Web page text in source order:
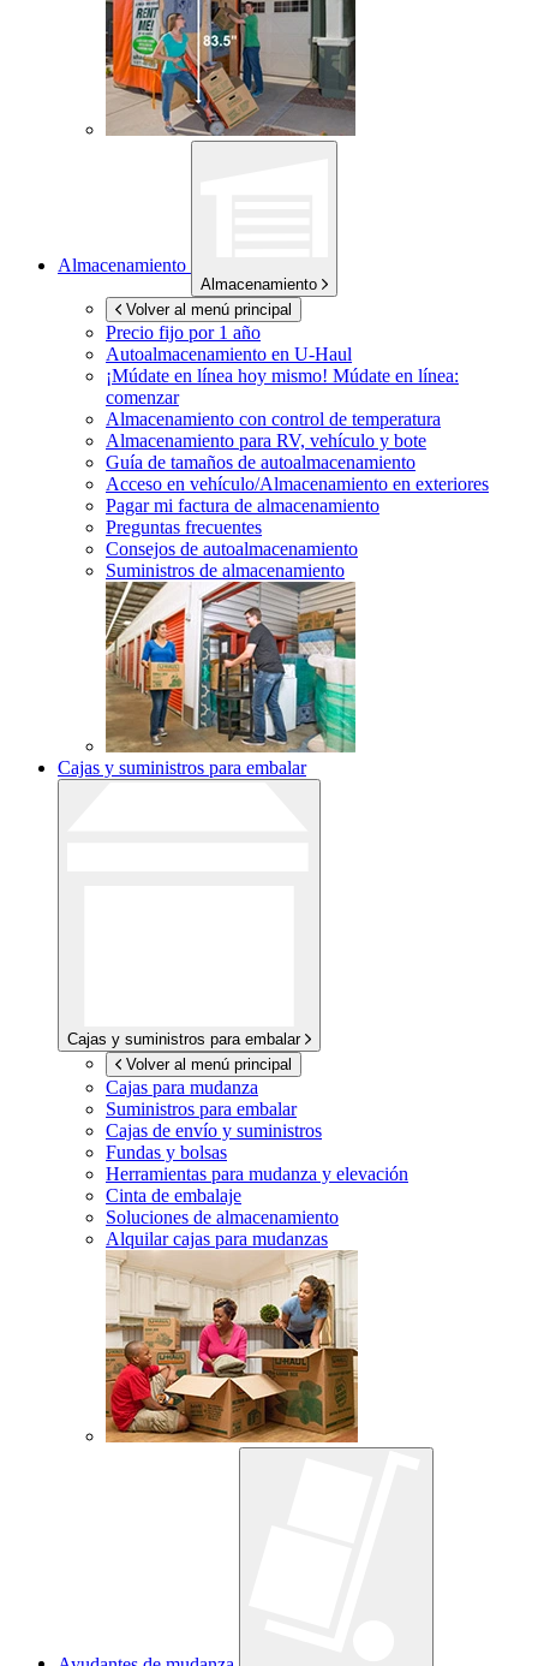
Almacenamiento
Almacenamiento
Volver al menú principal
Precio fijo por 1 año
Autoalmacenamiento en U-Haul
¡Múdate en línea hoy mismo! Múdate en línea:
comenzar
Almacenamiento con control de temperatura
Almacenamiento para RV, vehículo y bote
Guía de tamaños de autoalmacenamiento
Acceso en vehículo/Almacenamiento en exteriores
Pagar mi factura de almacenamiento
Preguntas frecuentes
Consejos de autoalmacenamiento
Suministros de almacenamiento
Cajas y suministros para embalar
Cajas y suministros para embalar
Volver al menú principal
Cajas para mudanza
Suministros para embalar
Cajas de envío y suministros
Fundas y bolsas
Herramientas para mudanza y elevación
Cinta de embalaje
Soluciones de almacenamiento
Alquilar cajas para mudanzas